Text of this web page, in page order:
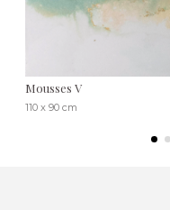
Mousses V
110 x 90 cm